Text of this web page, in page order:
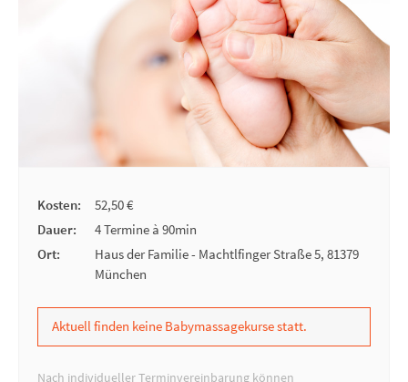
Kosten:
52,50 €
Dauer:
4 Termine à 90min
Ort:
Haus der Familie - Machtlfinger Straße 5, 81379
München
Aktuell finden keine Babymassagekurse statt.
Nach individueller Terminvereinbarung können